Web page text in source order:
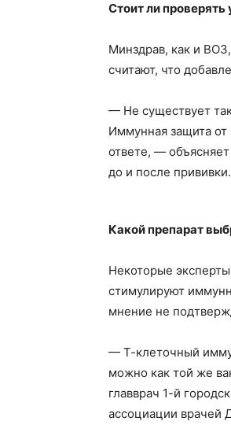
Стоит ли проверять
Минздрав, как и
считают, что
— Не существует
Иммунная защита от
ответе, —
до и после
Какой препарат
Некоторые
стимулируют
мнение не
— Т-клеточный
можно как той же
главврач 1-й
ассоциации врачей